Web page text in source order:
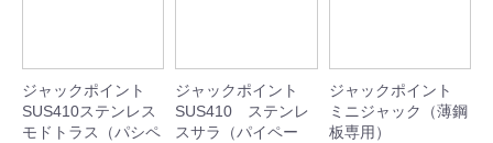
ジャックポイント
SUS410ステンレス
モドトラス（パシペ
ジャックポイント
SUS410 ステンレ
スサラ（パイペー
ジャックポイント
ミニジャック（薄鋼
板専用）